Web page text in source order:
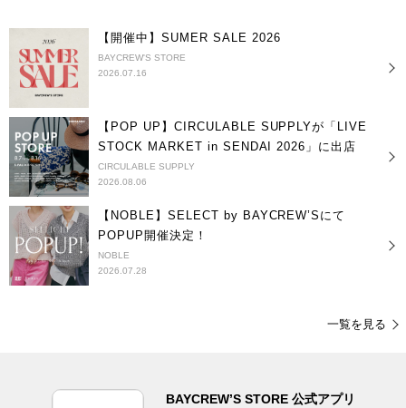
【開催中】SUMER SALE 2026
BAYCREW'S STORE
2026.07.16
【POP UP】CIRCULABLE SUPPLYが「LIVE
STOCK MARKET in SENDAI 2026」に出店
CIRCULABLE SUPPLY
2026.08.06
【NOBLE】SELECT by BAYCREW’Sにて
POPUP開催決定！
NOBLE
2026.07.28
一覧を見る
BAYCREW’S STORE 公式アプリ